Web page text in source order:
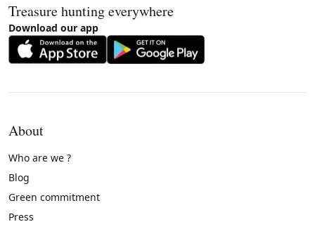
Treasure hunting everywhere
Download our app
About
Who are we ?
Blog
Green commitment
Press